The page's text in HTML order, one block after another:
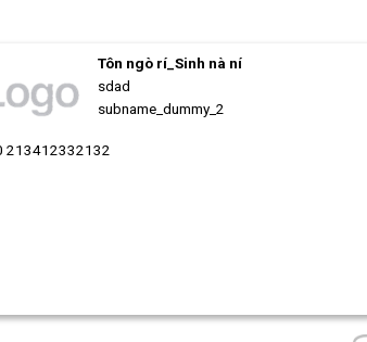
Tôn ngò rí_Sinh nà ní
sdad
subname_dummy_2
213412332132